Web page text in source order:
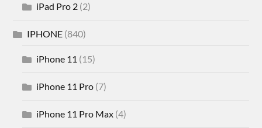
iPad Pro 2 (2)
IPHONE (840)
iPhone 11 (15)
iPhone 11 Pro (7)
iPhone 11 Pro Max (4)